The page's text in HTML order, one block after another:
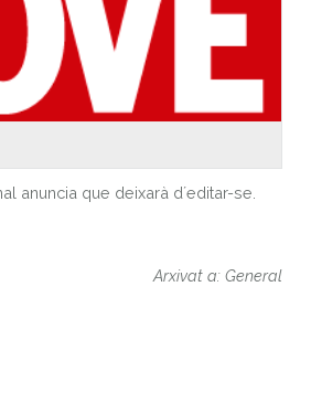
anuncia que deixarà d´editar-se.
Arxivat a: General